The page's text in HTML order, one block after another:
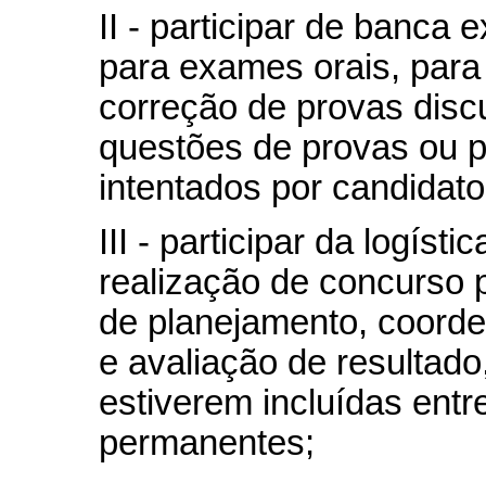
II - participar de banca
para exames orais,
correção de provas
questões de provas ou
intentados por
III - participar da
realização de concurso
de planejamento,
e avaliação de
estiverem incluídas
permanentes;